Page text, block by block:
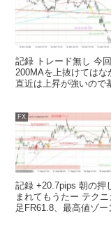
記録 トレード無し 今
200MAを上抜けてはな
直近は上昇が強いので
FX
記録 +20.7pips 朝の押
まれてもうたー テク
足FR61.8、最高値ゾ